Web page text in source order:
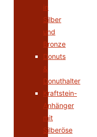
in
Silber
und
Bronze
Donuts
&
Donuthalter
Kraftstein-
Anhänger
mit
Silberöse